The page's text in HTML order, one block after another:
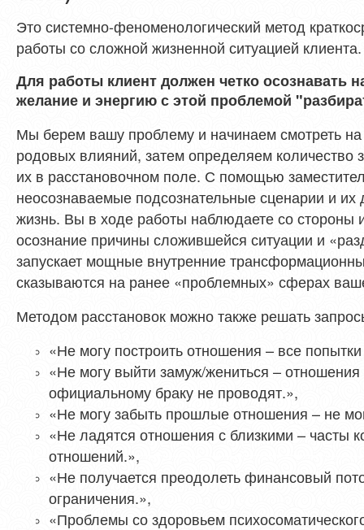
Это системно-феноменологический метод
работы со сложной жизненной ситуацией клиента.
Для работы клиент должен четко осознавать
желание и энергию с этой проблемой
Мы берем вашу проблему и начинаем смотреть
родовых влияний, затем определяем
их в расстановочном поле. С помощью
неосознаваемые подсознательные сценарии и
жизнь. Вы в ходе работы наблюдаете со стороны
осознание причины сложившейся ситуации и
запускает мощные внутренние
сказываются на ранее «проблемных» сферах
Методом расстановок можно также решать
«Не могу построить отношения – все
«Не могу выйти замуж/жениться –
официальному браку не проводят.»,
«Не могу забыть прошлые отношения – не
«Не ладятся отношения с близкими – часты
отношений.»,
«Не получается преодолеть финансовый
ограничения.»,
«Проблемы со здоровьем